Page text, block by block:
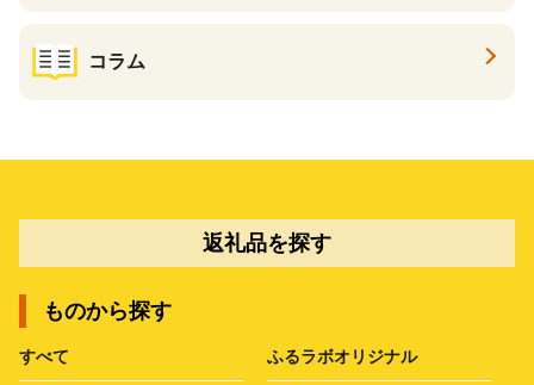
コラム
返礼品を探す
ものから探す
すべて ふるラボオリジナル